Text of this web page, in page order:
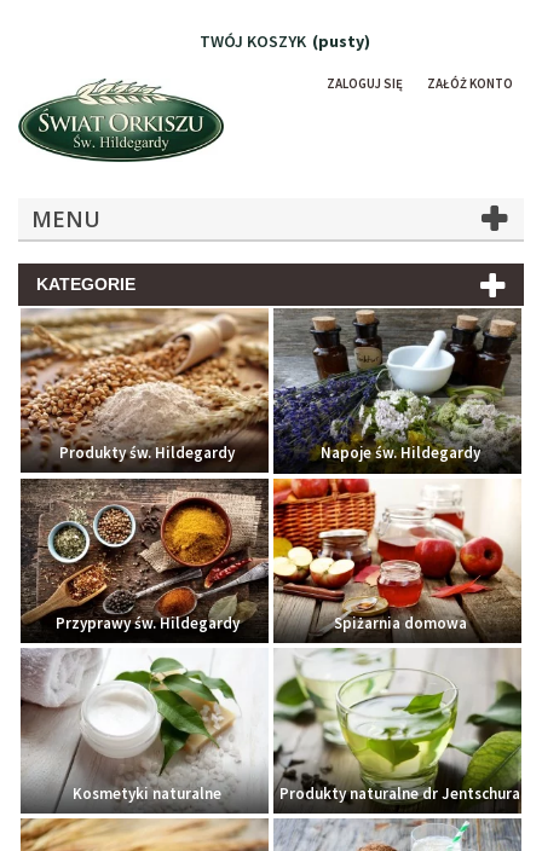
TWÓJ KOSZYK (pusty)
ZALOGUJ SIĘ ZAŁÓŻ KONTO
MENU
KATEGORIE
Produkty św. Hildegardy Napoje św. Hildegardy
Przyprawy św. Hildegardy Spiżarnia domowa
Kosmetyki naturalne Produkty naturalne dr Jentschura